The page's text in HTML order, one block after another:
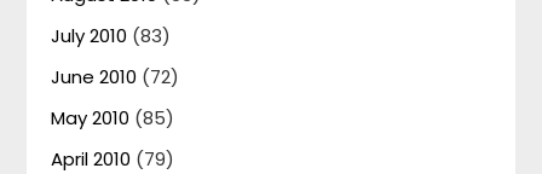
July 2010 (83)
June 2010 (72)
May 2010 (85)
April 2010 (79)